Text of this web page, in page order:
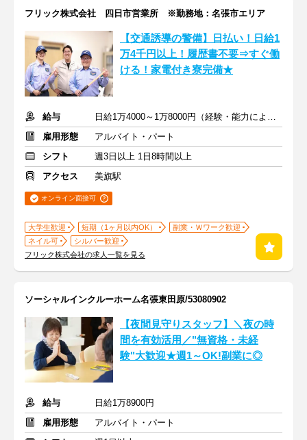
フリック株式会社 四日市営業所 ※勤務地：名張市エリア
【交通誘導の警備】日払い！日給1
万4千円以上！履歴書不要⇒すぐ働
ける！家電付き寮完備★
給与
日給1万4000～1万8000円（経験・能力による）
雇用形態
アルバイト・パート
シフト
週3日以上 1日8時間以上
アクセス
美旗駅
オンライン面接可
大学生歓迎 短期（1ヶ月以内OK）
副業・Ｗワーク歓迎
ネイル可
シルバー歓迎
フリック株式会社の求人一覧を見る
ソーシャルインクルーホーム名張東田原/53080902
【夜間見守りスタッフ】＼夜の時
間を有効活用／"無資格・未経
験"大歓迎★週1～OK!副業に◎
給与
日給1万8900円
雇用形態
アルバイト・パート